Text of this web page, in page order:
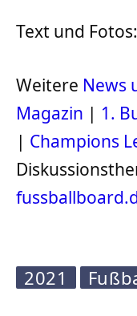
Text und
Weitere News
Magazin | 1.
| Champions
2021